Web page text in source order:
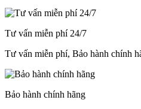
Tư vấn miễn phí 24/7
Tư vấn miễn phí, Bảo hành chính
Bảo hành chính hãng